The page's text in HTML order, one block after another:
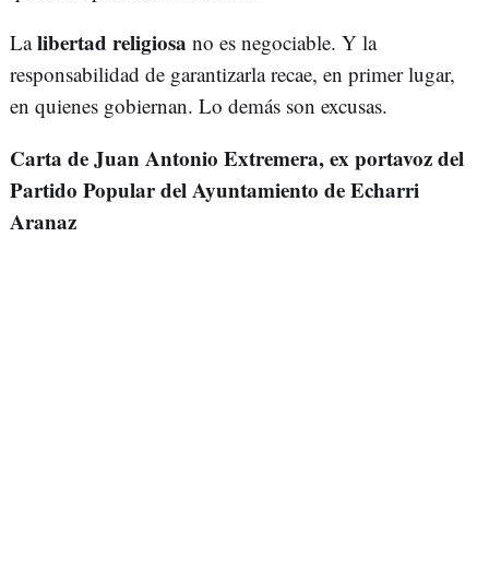
Lalibertad religiosa no es negociable. Y la
responsabilidad de garantizarla recae, en primer lugar,
en quienes gobiernan. Lo demás son excusas.
Carta de Juan Antonio Extremera, ex portavoz del
Partido Popular del Ayuntamiento de Echarri
Aranaz